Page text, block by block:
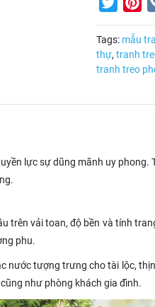
Tags: mẫu
thự, tranh
tranh treo
lực sự dũng mãnh uy
trên vải toan, độ bền và tính
phu.
nước tượng trưng cho tài lộc,
như phòng khách gia đình.